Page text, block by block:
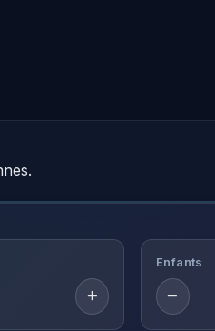
+
Enfants
−